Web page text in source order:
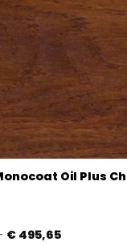
Oil Plus
€495,65Prijsklasse: